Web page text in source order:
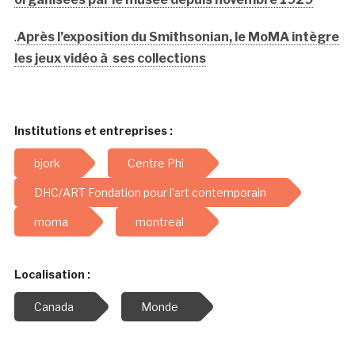
.Après l’exposition du Smithsonian, le MoMA intègre
les jeux vidéo à ses collections
Institutions et entreprises :
bjork Centre Phi
DHC/ART Fondation pour l’art contemporain
moma montreal
Localisation :
Canada Monde